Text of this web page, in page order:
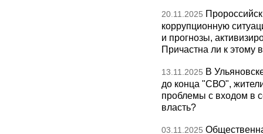
20.11.2025
коррупционную
и прогнозы,
Причастна ли к этому
13.11.2025 В
до конца "СВО",
проблемы с входом в
власть?
03.11.2025